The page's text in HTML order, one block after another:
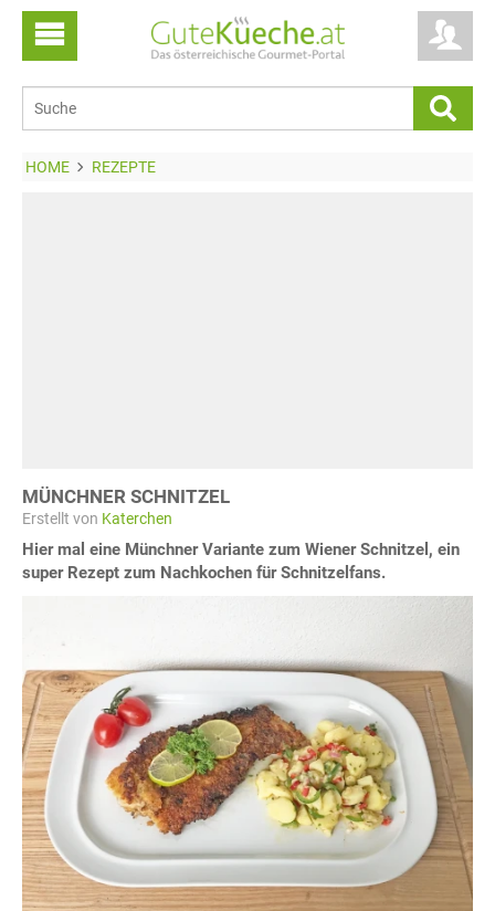
HOME REZEPTE
MÜNCHNER SCHNITZEL
Erstellt von Katerchen
Hier mal eine Münchner Variante zum Wiener Schnitzel, ein
super Rezept zum Nachkochen für Schnitzelfans.